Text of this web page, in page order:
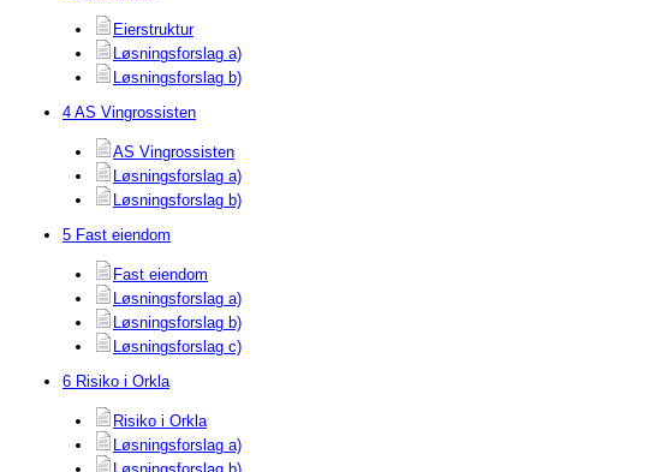
Eierstruktur
Løsningsforslag a)
Løsningsforslag b)
4 AS Vingrossisten
AS Vingrossisten
Løsningsforslag a)
Løsningsforslag b)
5 Fast eiendom
Fast eiendom
Løsningsforslag a)
Løsningsforslag b)
Løsningsforslag c)
6 Risiko i Orkla
Risiko i Orkla
Løsningsforslag a)